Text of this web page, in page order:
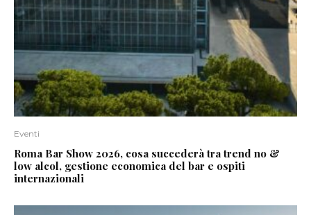
Eventi
Roma Bar Show 2026, cosa succederà tra trend no &
low alcol, gestione economica del bar e ospiti
internazionali